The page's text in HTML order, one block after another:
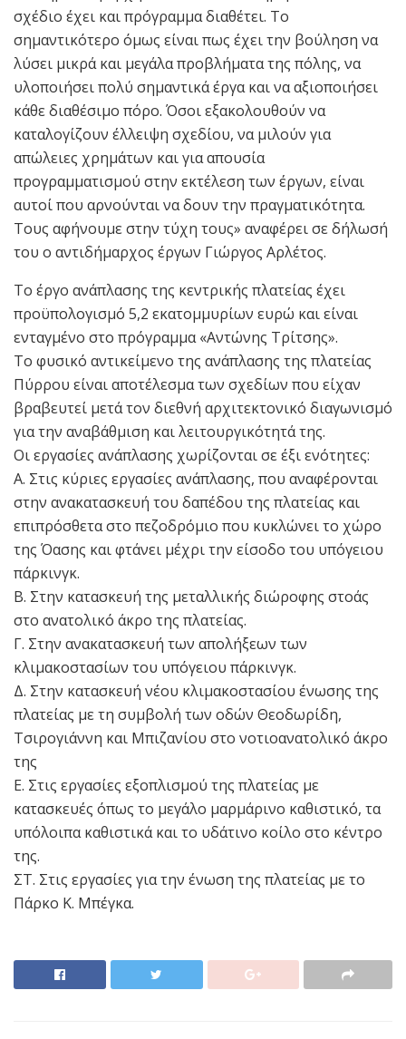
σχέδιο έχει και πρόγραμμα διαθέτει. Το
σημαντικότερο όμως είναι πως έχει την βούληση να
λύσει μικρά και μεγάλα προβλήματα της πόλης, να
υλοποιήσει πολύ σημαντικά έργα και να αξιοποιήσει
κάθε διαθέσιμο πόρο. Όσοι εξακολουθούν να
καταλογίζουν έλλειψη σχεδίου, να μιλούν για
απώλειες χρημάτων και για απουσία
προγραμματισμού στην εκτέλεση των έργων, είναι
αυτοί που αρνούνται να δουν την πραγματικότητα.
Τους αφήνουμε στην τύχη τους» αναφέρει σε δήλωσή
του ο αντιδήμαρχος έργων Γιώργος Αρλέτος.
Το έργο ανάπλασης της κεντρικής πλατείας έχει
προϋπολογισμό 5,2 εκατομμυρίων ευρώ και είναι
ενταγμένο στο πρόγραμμα «Αντώνης Τρίτσης».
Το φυσικό αντικείμενο της ανάπλασης της πλατείας
Πύρρου είναι αποτέλεσμα των σχεδίων που είχαν
βραβευτεί μετά τον διεθνή αρχιτεκτονικό διαγωνισμό
για την αναβάθμιση και λειτουργικότητά της.
Οι εργασίες ανάπλασης χωρίζονται σε έξι ενότητες:
Α. Στις κύριες εργασίες ανάπλασης, που αναφέρονται
στην ανακατασκευή του δαπέδου της πλατείας και
επιπρόσθετα στο πεζοδρόμιο που κυκλώνει το χώρο
της Όασης και φτάνει μέχρι την είσοδο του υπόγειου
πάρκινγκ.
Β. Στην κατασκευή της μεταλλικής διώροφης στοάς
στο ανατολικό άκρο της πλατείας.
Γ. Στην ανακατασκευή των απολήξεων των
κλιμακοστασίων του υπόγειου πάρκινγκ.
Δ. Στην κατασκευή νέου κλιμακοστασίου ένωσης της
πλατείας με τη συμβολή των οδών Θεοδωρίδη,
Τσιρογιάννη και Μπιζανίου στο νοτιοανατολικό άκρο
της
Ε. Στις εργασίες εξοπλισμού της πλατείας με
κατασκευές όπως το μεγάλο μαρμάρινο καθιστικό, τα
υπόλοιπα καθιστικά και το υδάτινο κοίλο στο κέντρο
της.
ΣΤ. Στις εργασίες για την ένωση της πλατείας με το
Πάρκο Κ. Μπέγκα.